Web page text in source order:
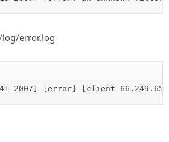
error.log
2007] [error] [client